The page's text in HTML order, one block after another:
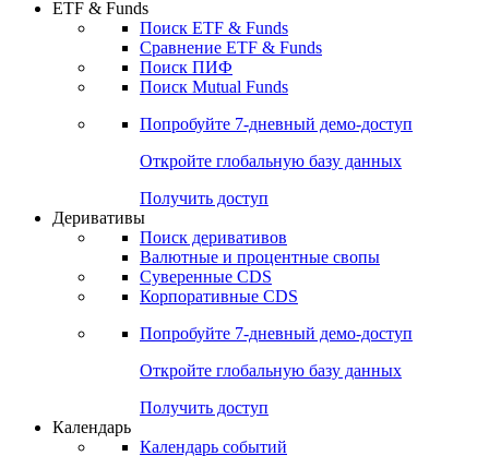
Откройте глобальную базу данных
Получить доступ
ETF & Funds
Сравнение ETF & Funds
Поиск Mutual Funds
Попробуйте7-дневный
Откройте глобальную базу данных
Получить доступ
Деривативы
Валютные и процентные свопы
Корпоративные CDS
Попробуйте7-дневный
Откройте глобальную базу данных